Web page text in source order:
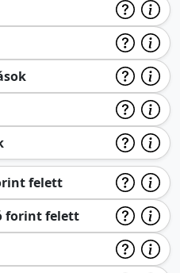
felett
forint felett